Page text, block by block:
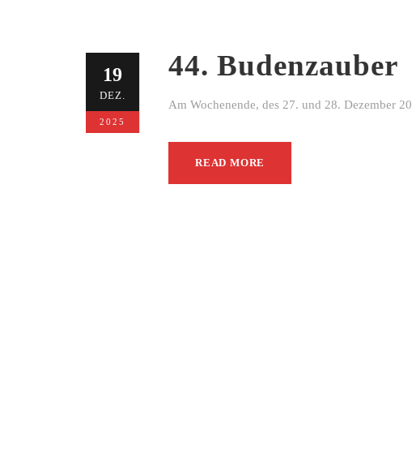
19
DEZ.
2025
44. Budenzauber
Am Wochenende, des 27. und 28. Dezember
READ MORE